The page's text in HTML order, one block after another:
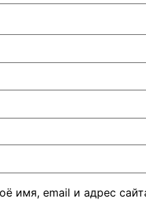
имя, email и адрес